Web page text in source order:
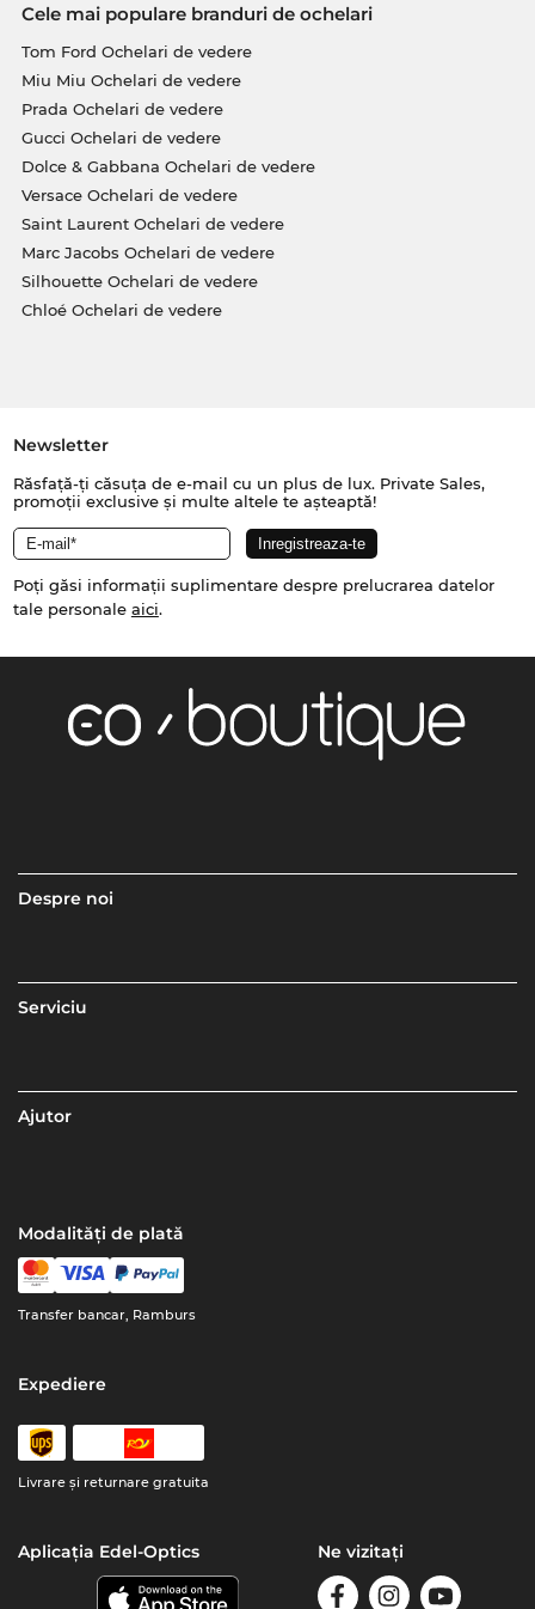
Cele mai populare branduri de ochelari
Tom Ford Ochelari de vedere
Miu Miu Ochelari de vedere
Prada Ochelari de vedere
Gucci Ochelari de vedere
Dolce & Gabbana Ochelari de vedere
Versace Ochelari de vedere
Saint Laurent Ochelari de vedere
Marc Jacobs Ochelari de vedere
Silhouette Ochelari de vedere
Chloé Ochelari de vedere
Newsletter
Răsfață-ți căsuța de e-mail cu un plus de lux. Private Sales,
promoții exclusive și multe altele te așteaptă!
Poți găsi informații suplimentare despre prelucrarea datelor
tale personale aici.
Despre noi
Serviciu
Ajutor
Modalități de plată
Transfer bancar, Ramburs
Expediere
Livrare şi returnare gratuita
Aplicația Edel-Optics Ne vizitați